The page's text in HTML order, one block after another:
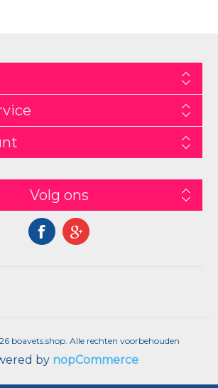
Volg ons
boavets.shop. Alle rechten voorbehouden
by nopCommerce